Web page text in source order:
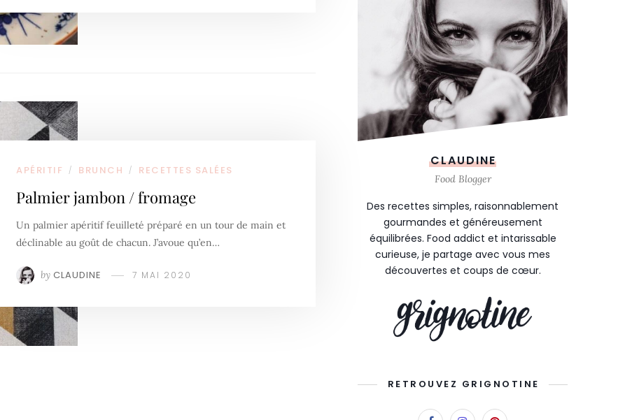
APÉRITIF / BRUNCH / RECETTES SALÉES
Palmier jambon / fromage
Un palmier apéritif feuilleté préparé en un tour de main et
déclinable au goût de chacun. J’avoue qu’en…
by CLAUDINE 7 MAI 2020
CLAUDINE
Food Blogger
Des recettes simples, raisonnablement
gourmandes et généreusement
équilibrées. Food addict et intarissable
curieuse, je partage avec vous mes
découvertes et coups de cœur.
RETROUVEZ GRIGNOTINE